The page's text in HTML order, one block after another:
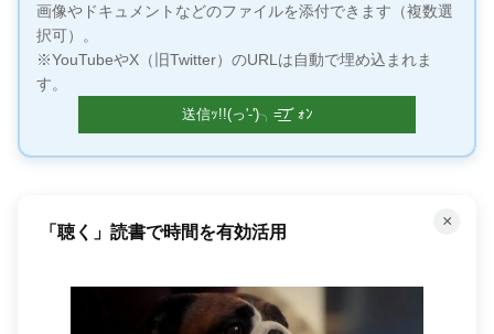
画像やドキュメントなどのファイルを添付できます（複数選
択可）。
※YouTubeやX（旧Twitter）のURLは自動で埋め込まれま
す。
×
何百万もの曲が聴き放題！